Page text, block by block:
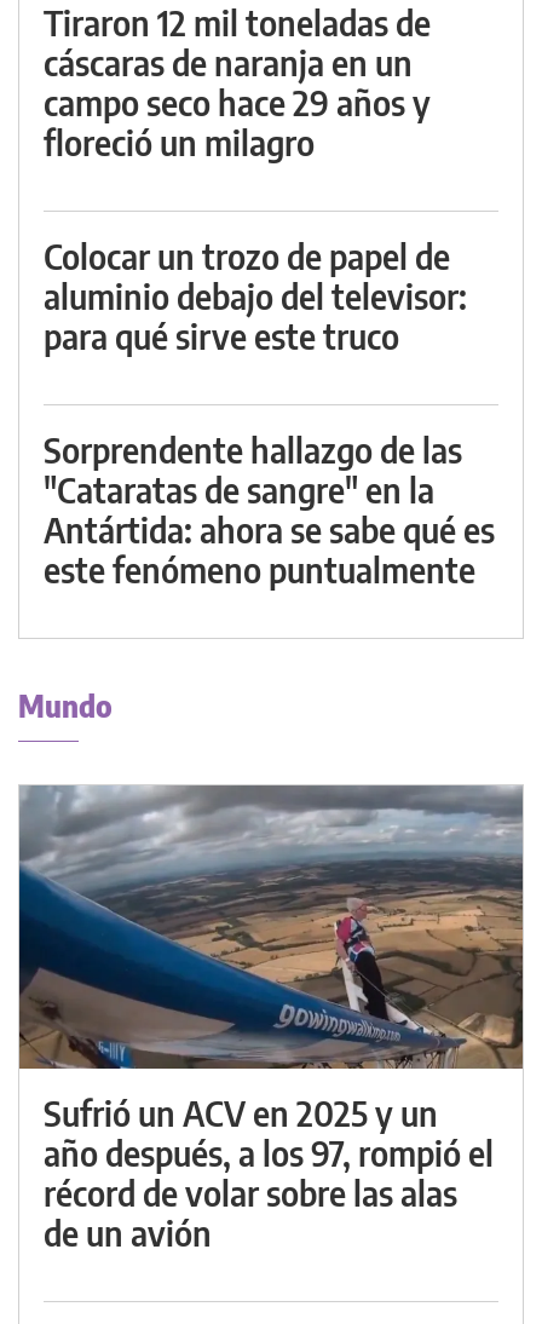
Tiraron 12 mil toneladas de
cáscaras de naranja en un
campo seco hace 29 años y
floreció un milagro
Colocar un trozo de papel de
aluminio debajo del televisor:
para qué sirve este truco
Sorprendente hallazgo de las
"Cataratas de sangre" en la
Antártida: ahora se sabe qué es
este fenómeno puntualmente
Mundo
Sufrió un ACV en 2025 y un
año después, a los 97, rompió el
récord de volar sobre las alas
de un avión